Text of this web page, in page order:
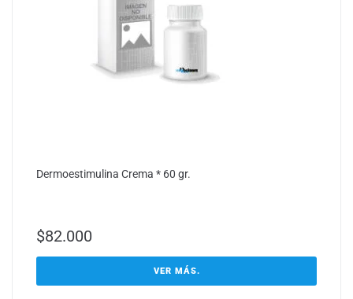
Dermoestimulina Crema * 60 gr.
$82.000
VER MÁS.